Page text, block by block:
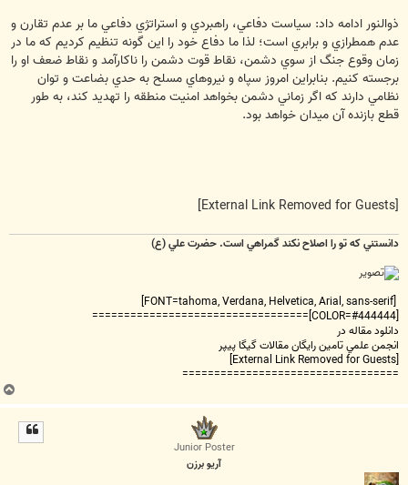
ذوالنور ادامه داد: سياست دفاعي، راهبردي و استراتژي دفاعي ما بر عدم تقارن و
عدم همطرازي و برابري است؛ لذا ما دفاع خود را اين گونه تنظيم كرديم كه ما در
زمان وقوع جنگ از سوي دشمن، نقاط قوت دشمن را ناكارآمد و نقاط ضعف او را
برجسته كنيم. بنابراين امروز سپاه و نيروهاي مسلح به حدي بضاعت و توان
نظامي دارند كه اگر زماني دشمن بخواهد امنيت منطقه را تهديد كند، به طور
قطع بازنده آن ميدان خواهد بود.
[External Link Removed for Guests]
دانستني که تو را اصلاح نکند گمراهي است. حضرت علي (ع)
[FONT=tahoma, Verdana, Helvetica, Arial, sans-serif]
[COLOR=#444444]==================================
دانلود مقاله در
انجمن علمي تامين رايگان مقالات گيگا پيپر
[External Link Removed for Guests]
==================================
Junior Poster
آريو برزن